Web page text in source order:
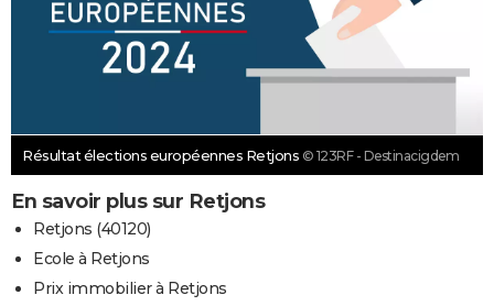
Résultat élections européennes Retjons © 123RF - Destinacigdem
En savoir plus sur Retjons
Retjons (40120)
Ecole à Retjons
Prix immobilier à Retjons